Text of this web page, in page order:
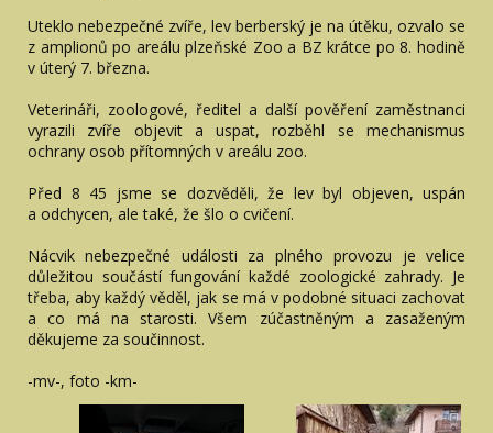
Uteklo nebezpečné zvíře, lev berberský je na útěku, ozvalo se
z amplionů po areálu plzeňské Zoo a BZ krátce po 8. hodině
v úterý 7. března.
Veterináři, zoologové, ředitel a další pověření zaměstnanci
vyrazili zvíře objevit a uspat, rozběhl se mechanismus
ochrany osob přítomných v areálu zoo.
Před 8 45 jsme se dozvěděli, že lev byl objeven, uspán
a odchycen, ale také, že šlo o cvičení.
Nácvik nebezpečné události za plného provozu je velice
důležitou součástí fungování každé zoologické zahrady. Je
třeba, aby každý věděl, jak se má v podobné situaci zachovat
a co má na starosti. Všem zúčastněným a zasaženým
děkujeme za součinnost.
-mv-, foto -km-